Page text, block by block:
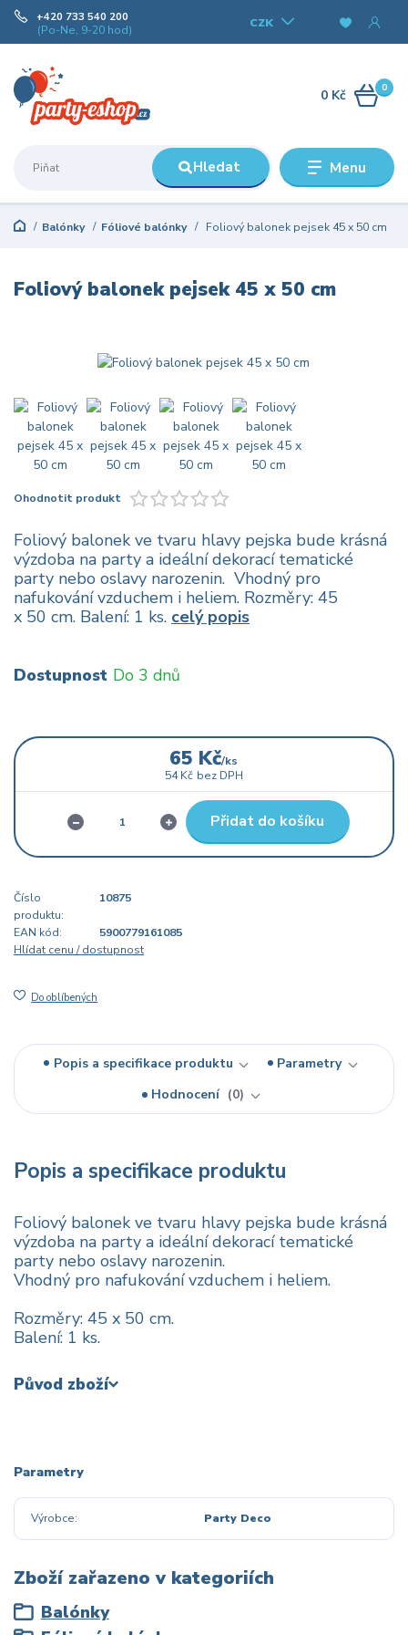
Menu
CZK
Hledat
+420 733 540 200
(Po-Ne, 9-20 hod)
0
0 Kč
Balónky Fóliové balónky Foliový balonek pejsek 45 x 50 cm
Foliový balonek pejsek 45 x 50 cm
Ohodnotit produkt
Foliový balonek ve tvaru hlavy pejska bude krásná
výzdoba na party a ideální dekorací tematické
party nebo oslavy narozenin. Vhodný pro
nafukování vzduchem i heliem. Rozměry: 45
x 50 cm. Balení: 1 ks. celý popis
Dostupnost Do 3 dnů
65 Kč/ks
54 Kč bez DPH
Přidat do košíku
Číslo
produktu:
10875
EAN kód:
5900779161085
Hlídat cenu / dostupnost
Do oblíbených
Popis a specifikace produktu
Parametry
Hodnocení
0
Popis a specifikace produktu
Foliový balonek ve tvaru hlavy pejska bude krásná
výzdoba na party a ideální dekorací tematické
party nebo oslavy narozenin.
Vhodný pro nafukování vzduchem i heliem.
Rozměry: 45 x 50 cm.
Balení: 1 ks.
Původ zboží
Parametry
Výrobce Party Deco
Zboží zařazeno v kategoriích
Balónky